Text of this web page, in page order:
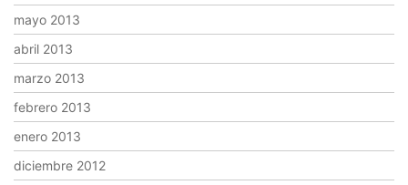
mayo 2013
abril 2013
marzo 2013
febrero 2013
enero 2013
diciembre 2012